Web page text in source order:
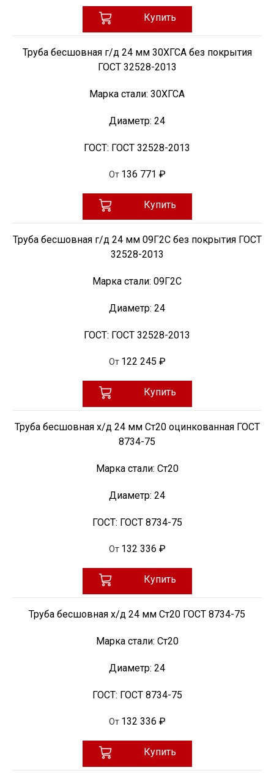
Купить
Труба бесшовная г/д 24 мм 30ХГСА без покрытия
ГОСТ 32528-2013
Марка стали: 30ХГСА
Диаметр: 24
ГОСТ: ГОСТ 32528-2013
От 136 771 ₽
Купить
Труба бесшовная г/д 24 мм 09Г2С без покрытия ГОСТ
32528-2013
Марка стали: 09Г2С
Диаметр: 24
ГОСТ: ГОСТ 32528-2013
От 122 245 ₽
Купить
Труба бесшовная х/д 24 мм Ст20 оцинкованная ГОСТ
8734-75
Марка стали: Ст20
Диаметр: 24
ГОСТ: ГОСТ 8734-75
От 132 336 ₽
Купить
Труба бесшовная х/д 24 мм Ст20 ГОСТ 8734-75
Марка стали: Ст20
Диаметр: 24
ГОСТ: ГОСТ 8734-75
От 132 336 ₽
Купить